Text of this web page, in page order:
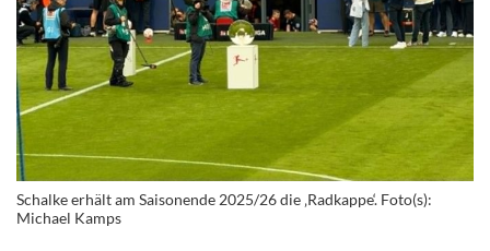
Schalke erhält am Saisonende 2025/26 die ‚Radkappe‘. Foto(s):
Michael Kamps